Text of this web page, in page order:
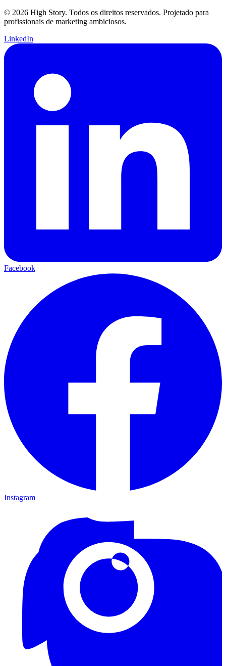
© 2026 High Story. Todos os direitos reservados. Projetado para
profissionais de marketing ambiciosos.
LinkedIn
Facebook
Instagram